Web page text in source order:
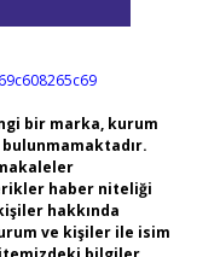
bir marka, kurum
haber niteliği
hakkında
ve kişiler ile isim